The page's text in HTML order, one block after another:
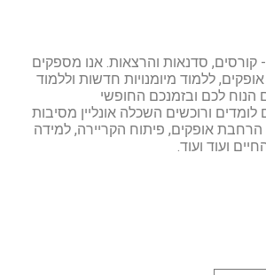
קורסים, סדנאות והרצאות. אנו מספקים
ללמוד מיומנויות חדשות וללמוד
הנוח לכם ובזמנכם החופשי
לומדים ורוכשים השכלה אונליין מסיבות
הרחבת אופקים, פיתוח הקריירה, למידה
ועוד ועוד.